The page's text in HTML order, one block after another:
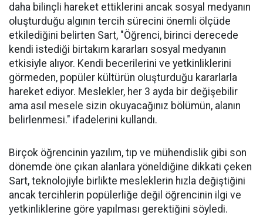
daha bilinçli hareket ettiklerini ancak sosyal medyanın
oluşturduğu algının tercih sürecini önemli ölçüde
etkilediğini belirten Sart, "Öğrenci, birinci derecede
kendi istediği birtakım kararları sosyal medyanın
etkisiyle alıyor. Kendi becerilerini ve yetkinliklerini
görmeden, popüler kültürün oluşturduğu kararlarla
hareket ediyor. Meslekler, her 3 ayda bir değişebilir
ama asıl mesele sizin okuyacağınız bölümün, alanın
belirlenmesi." ifadelerini kullandı.
Birçok öğrencinin yazılım, tıp ve mühendislik gibi son
dönemde öne çıkan alanlara yöneldiğine dikkati çeken
Sart, teknolojiyle birlikte mesleklerin hızla değiştiğini
ancak tercihlerin popülerliğe değil öğrencinin ilgi ve
yetkinliklerine göre yapılması gerektiğini söyledi.